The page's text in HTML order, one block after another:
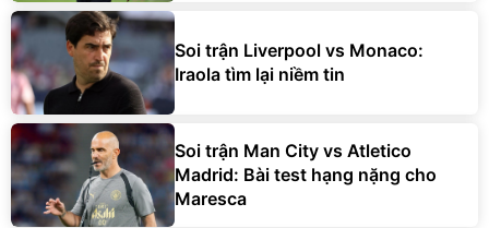
Soi trận Liverpool vs Monaco:
Iraola tìm lại niềm tin
Soi trận Man City vs Atletico
Madrid: Bài test hạng nặng cho
Maresca